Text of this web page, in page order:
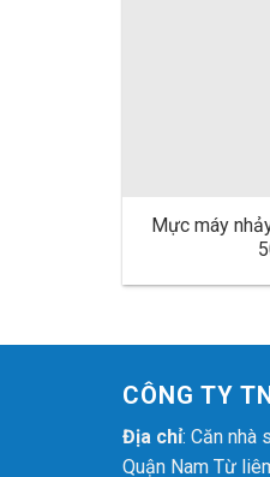
Mực máy
CÔNG TY
Địa chỉ: Căn nhà
Quận Nam Từ